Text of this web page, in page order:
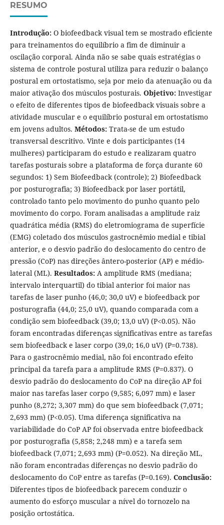
RESUMO
Introdução: O biofeedback visual tem se mostrado eficiente
para treinamentos do equilíbrio a fim de diminuir a
oscilação corporal. Ainda não se sabe quais estratégias o
sistema de controle postural utiliza para reduzir o balanço
postural em ortostatismo, seja por meio da atenuação ou da
maior ativação dos músculos posturais. Objetivo: Investigar
o efeito de diferentes tipos de biofeedback visuais sobre a
atividade muscular e o equilíbrio postural em ortostatismo
em jovens adultos. Métodos: Trata-se de um estudo
transversal descritivo. Vinte e dois participantes (14
mulheres) participaram do estudo e realizaram quatro
tarefas posturais sobre a plataforma de força durante 60
segundos: 1) Sem Biofeedback (controle); 2) Biofeedback
por posturografia; 3) Biofeedback por laser portátil,
controlado tanto pelo movimento do punho quanto pelo
movimento do corpo. Foram analisadas a amplitude raiz
quadrática média (RMS) do eletromiograma de superfície
(EMG) coletado dos músculos gastrocnêmio medial e tibial
anterior, e o desvio padrão do deslocamento do centro de
pressão (CoP) nas direções ântero-posterior (AP) e médio-
lateral (ML). Resultados:A amplitude RMS (mediana;
intervalo interquartil) do tibial anterior foi maior nas
tarefas de laser punho (46,0; 30,0 uV) e biofeedback por
posturografia (44,0; 25,0 uV), quando comparada com a
condição sem biofeedback (39,0; 13,0 uV) (P<0.05). Não
foram encontradas diferenças significativas entre as tarefas
sem biofeedback e laser corpo (39,0; 16,0 uV) (P=0.738).
Para o gastrocnêmio medial, não foi encontrado efeito
principal da tarefa para a amplitude RMS (P=0.837). O
desvio padrão do deslocamento do CoP na direção AP foi
maior nas tarefas laser corpo (9,585; 6,097 mm) e laser
punho (8,272; 3,307 mm) do que sem biofeedback (7,071;
2,693 mm) (P<0.05). Uma diferença significativa na
variabilidade do CoP AP foi observada entre biofeedback
por posturografia (5,858; 2,248 mm) e a tarefa sem
biofeedback (7,071; 2,693 mm) (P=0.052). Na direção ML,
não foram encontradas diferenças no desvio padrão do
deslocamento do CoP entre as tarefas (P=0.169). Conclusão:
Diferentes tipos de biofeedback parecem conduzir o
aumento do esforço muscular a nível do tornozelo na
posição ortostática.